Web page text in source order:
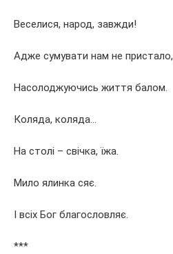
Веселися, народ, завжди!
Адже сумувати нам не пристало,
Насолоджуючись життя балом.
Коляда, коляда…
На столі – свічка, їжа.
Мило ялинка сяє.
І всіх Бог благословляє.
***